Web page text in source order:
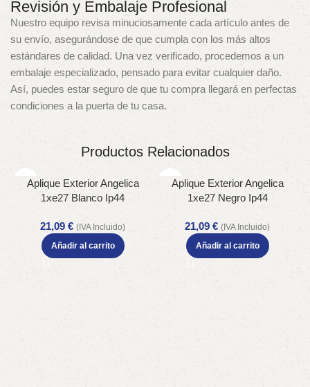
Revisión y Embalaje Profesional
Nuestro equipo revisa minuciosamente cada artículo antes de
su envío, asegurándose de que cumpla con los más altos
estándares de calidad. Una vez verificado, procedemos a un
embalaje especializado, pensado para evitar cualquier daño.
Así, puedes estar seguro de que tu compra llegará en perfectas
condiciones a la puerta de tu casa.
Productos Relacionados
Aplique Exterior Angelica
1xe27 Blanco Ip44
Cm
21,09 € (IVA Incluido)
Añadir al carrito
Aplique Exterior Angelica
1xe27 Negro Ip44
Cm
21,09 € (IVA Incluido)
Añadir al carrito